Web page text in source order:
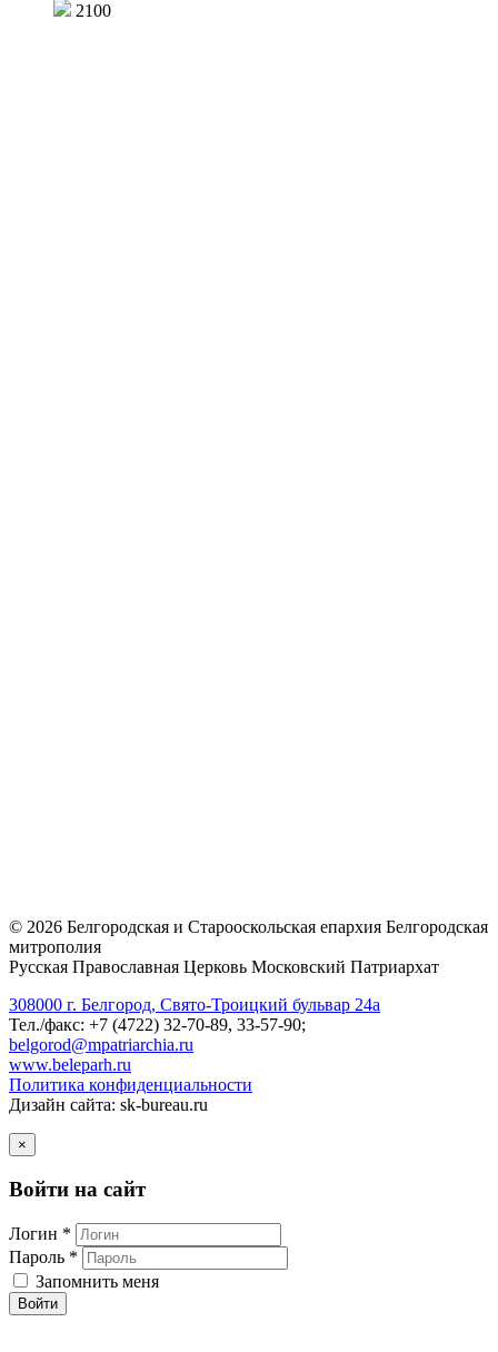
2100
© 2026 Белгородская и Старооскольская епархия Белгородская
митрополия
Русская Православная Церковь Московский Патриархат
308000 г. Белгород, Свято-Троицкий бульвар 24а
Тел./факс: +7 (4722) 32-70-89, 33-57-90;
belgorod@mpatriarchia.ru
www.beleparh.ru
Политика конфиденциальности
Дизайн сайта: sk-bureau.ru
×
Войти на сайт
Логин *
Пароль *
Запомнить меня
Войти